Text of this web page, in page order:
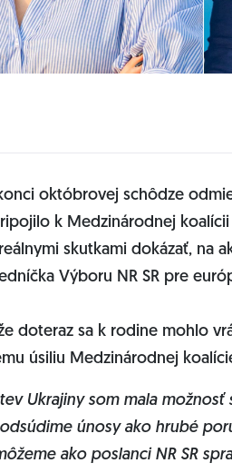
októbrovej schôdze
k Medzinárodnej
skutkami dokázať, na
Výboru NR SR pre
doteraz sa k rodine mohlo
úsiliu Medzinárodnej
Ukrajiny som mala
únosy ako hrubé
ako poslanci NR SR